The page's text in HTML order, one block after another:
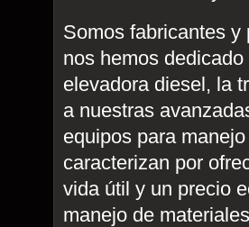
Somos fabricantes
nos hemos
elevadora diesel, la
a nuestras
equipos para
caracterizan por
vida útil y un precio
manejo de